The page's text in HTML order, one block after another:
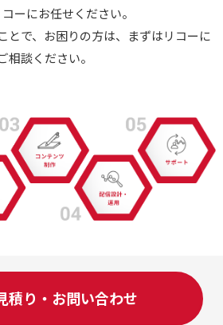
ーにお任せください。
とで、お困りの方は、まずはリコーに
相談ください。
積り・お問い合わせ